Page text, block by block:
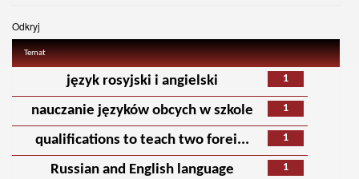
Odkryj
Temat
1
język rosyjski i angielski
1
nauczanie języków obcych w szkole
1
qualifications to teach two forei...
1
Russian and English language